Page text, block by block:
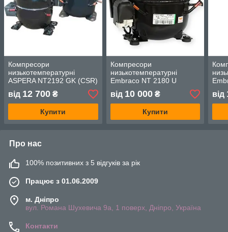
Компресори
низькотемпературні
ASPERA NT2192 GK (CSR)
від 12 700 ₴
Купити
Компресори
низькотемпературні
Embraco NT 2180 U
(CSIR)
від 10 000₴
Купити
від
Про нас
100% позитивних з 5 відгуків за рік
Працює з 01.06.2009
м. Дніпро
вул. Романа Шухевича 9а, 1 поверх, Дніпро, Україна
Контакти